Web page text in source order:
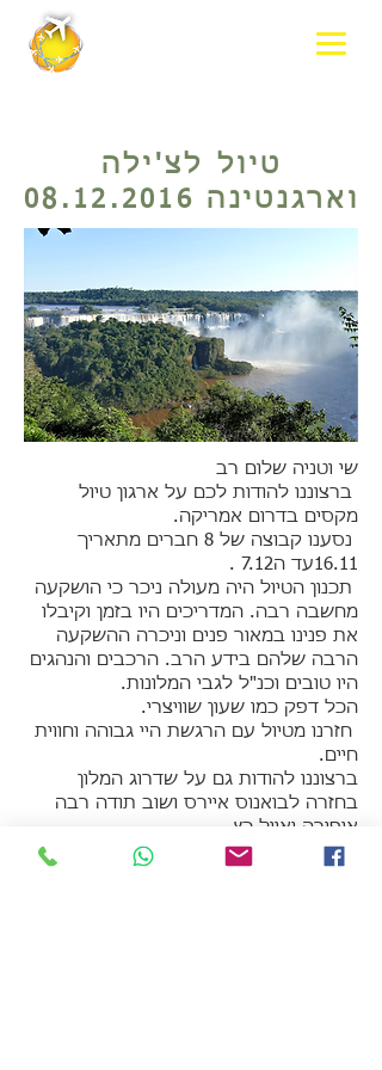
טיול לצ'ילה
וארגנטינה 08.12.2016
שי וטניה שלום רב
ברצוננו להודות לכם על ארגון טיול
מקסים בדרום אמריקה.
נסענו קבוצה של 8 חברים מתאריך
16.11עד ה7.12 .
תכנון הטיול היה מעולה ניכר כי הושקעה
מחשבה רבה. המדריכים היו בזמן וקיבלו
את פנינו במאור פנים וניכרה ההשקעה
הרבה שלהם בידע הרב. הרכבים והנהגים
היו טובים וכנ"ל לגבי המלונות.
הכל דפק כמו שעון שוויצרי.
חזרנו מטיול עם הרגשת היי גבוהה וחווית
חיים.
ברצוננו להודות גם על שדרוג המלון
בחזרה לבואנוס איירס ושוב תודה רבה
אופירה ואייל כץ